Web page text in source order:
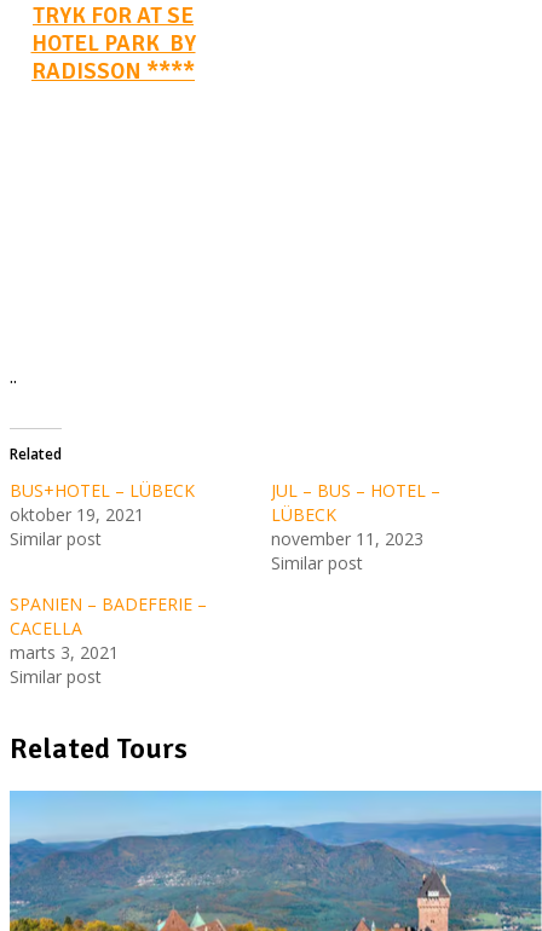
TRYK FOR AT SE
HOTEL PARK BY
RADISSON ****
..
Related
BUS+HOTEL – LÜBECK
oktober 19, 2021
Similar post
JUL – BUS – HOTEL –
LÜBECK
november 11, 2023
Similar post
SPANIEN – BADEFERIE –
CACELLA
marts 3, 2021
Similar post
Related Tours